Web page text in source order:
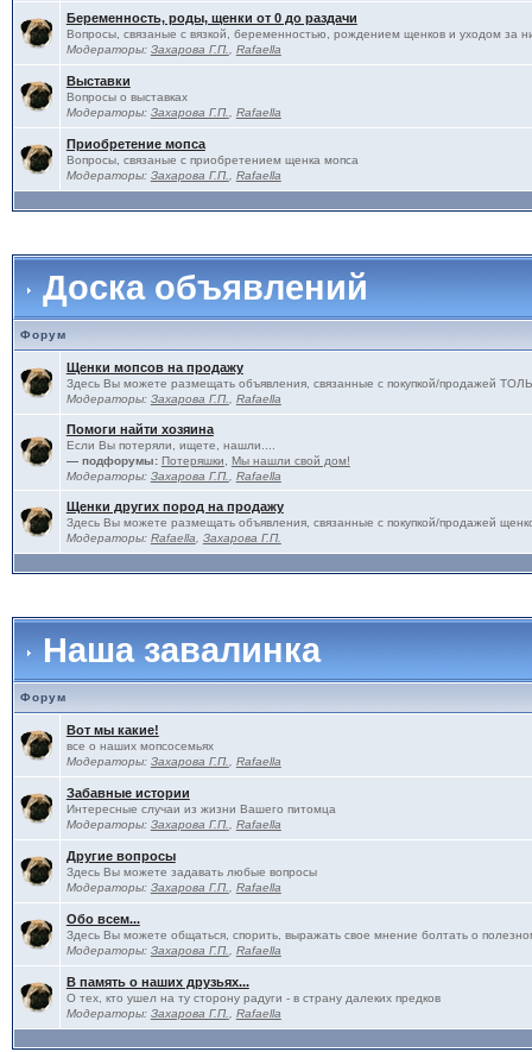
Беременность, роды, щенки от 0 до раздачи
Вопросы, связаные с вязкой, беременностью, рождением щенков и уходом за
Модераторы: Захарова Г.П. Rafaella
Выставки
Вопросы о выставках
Модераторы: Захарова Г.П. Rafaella
Приобретение мопса
Вопросы, связаные с приобретением щенка мопса
Модераторы: Захарова Г.П. Rafaella
Доска объявлений
Форум
Щенки мопсов на продажу
Здесь Вы можете размещать объявления, связанные с покупкой/продажей
Модераторы: Захарова Г.П. Rafaella
Помоги найти хозяина
Если Вы потеряли, ищете, нашли....
— подфорумы: Потеряшки
Мы нашли свой дом!
Модераторы: Захарова Г.П. Rafaella
Щенки других пород на продажу
Здесь Вы можете размещать объявления, связанные с покупкой/продажей
Модераторы: Rafaella Захарова Г.П.
Наша завалинка
Форум
Вот мы какие!
все о наших мопсосемьях
Модераторы: Захарова Г.П. Rafaella
Забавные истории
Интересные случаи из жизни Вашего питомца
Модераторы: Захарова Г.П. Rafaella
Другие вопросы
Здесь Вы можете задавать любые вопросы
Модераторы: Захарова Г.П. Rafaella
Обо всем...
Здесь Вы можете общаться, спорить, выражать свое мнение болтать о
Модераторы: Захарова Г.П. Rafaella
В память о наших друзьях...
О тех, кто ушел на ту сторону радуги - в страну далеких предков
Модераторы: Захарова Г.П. Rafaella